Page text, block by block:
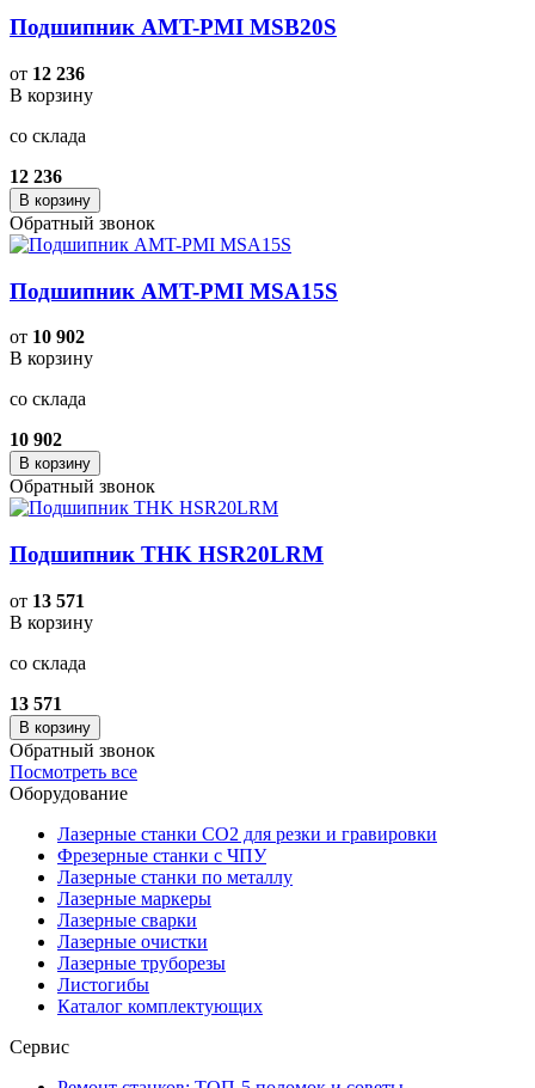
Подшипник AMT-PMI MSB20S
от 12 236
В корзину
со склада
12 236
В корзину
Обратный звонок
Подшипник AMT-PMI MSA15S
от 10 902
В корзину
со склада
10 902
В корзину
Обратный звонок
Подшипник THK HSR20LRM
от 13 571
В корзину
со склада
13 571
В корзину
Обратный звонок
Посмотреть все
Оборудование
Лазерные станки CO2 для резки и гравировки
Фрезерные станки с ЧПУ
Лазерные станки по металлу
Лазерные маркеры
Лазерные сварки
Лазерные очистки
Лазерные труборезы
Листогибы
Каталог комплектующих
Сервис